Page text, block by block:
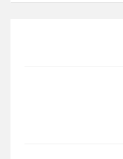
A nevem, e-mail